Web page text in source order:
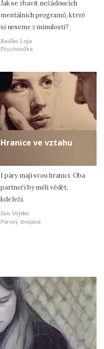
Jak se zbavit nežádoucích
mentálních programů, které
si neseme z minulosti?
Radka Loja
Psycholožka
Hranice ve vztahu
I páry mají svou hranici. Oba
partneři by měli vědět,
kde leží.
Jan Vojtko
Párový terapeut